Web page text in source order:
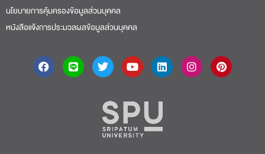
นโยบายการคุ้มครองข้อมูลส่วนบุคคล
หนังสือแจ้งการประมวลผลข้อมูลส่วนบุคคล